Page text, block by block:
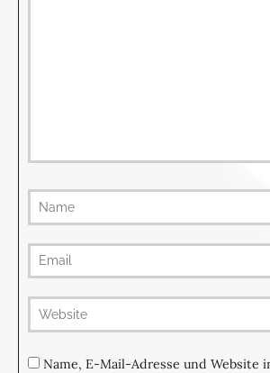
Name, E-Mail-Adresse und Website